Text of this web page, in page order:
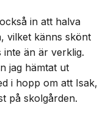
in att halva
vilket känns skönt
än är verklig.
jag hämtat ut
i hopp om att Isak,
på skolgården.